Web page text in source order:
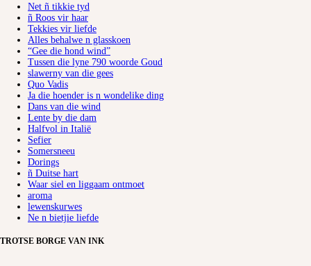
Net ñ tikkie tyd
ñ Roos vir haar
Tekkies vir liefde
Alles behalwe n glasskoen
“Gee die hond wind”
Tussen die lyne 790 woorde Goud
slawerny van die gees
Quo Vadis
Ja die hoender is n wondelike ding
Dans van die wind
Lente by die dam
Halfvol in Italië
Sefier
Somersneeu
Dorings
ñ Duitse hart
Waar siel en liggaam ontmoet
aroma
lewenskurwes
Ne n bietjie liefde
TROTSE BORGE VAN INK